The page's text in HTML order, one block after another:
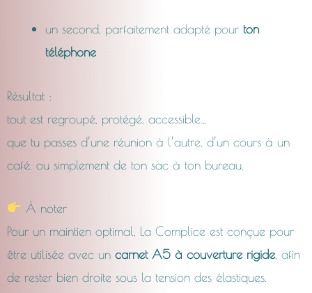
un second, parfaitement adapté pour ton
téléphone
Résultat :
tout est regroupé, protégé, accessible…
que tu passes d’une réunion à l’autre, d’un cours à un
café, ou simplement de ton sac à ton bureau.
À noter
Pour un maintien optimal, La Complice est conçue pour
être utilisée avec un carnet A5 à couverture rigide , afin
de rester bien droite sous la tension des élastiques.